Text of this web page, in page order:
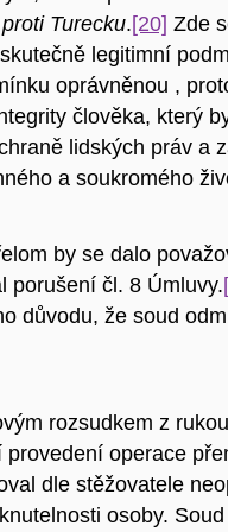
proti Turecku.[20] Zde
legitimní
oprávněnou ,
člověka, který
lidských práv a
a soukromého
by se dalo
porušení čl. 8 Úmluvy.
důvodu, že soud
rozsudkem z
provedení operace
dle stěžovatele
osoby.